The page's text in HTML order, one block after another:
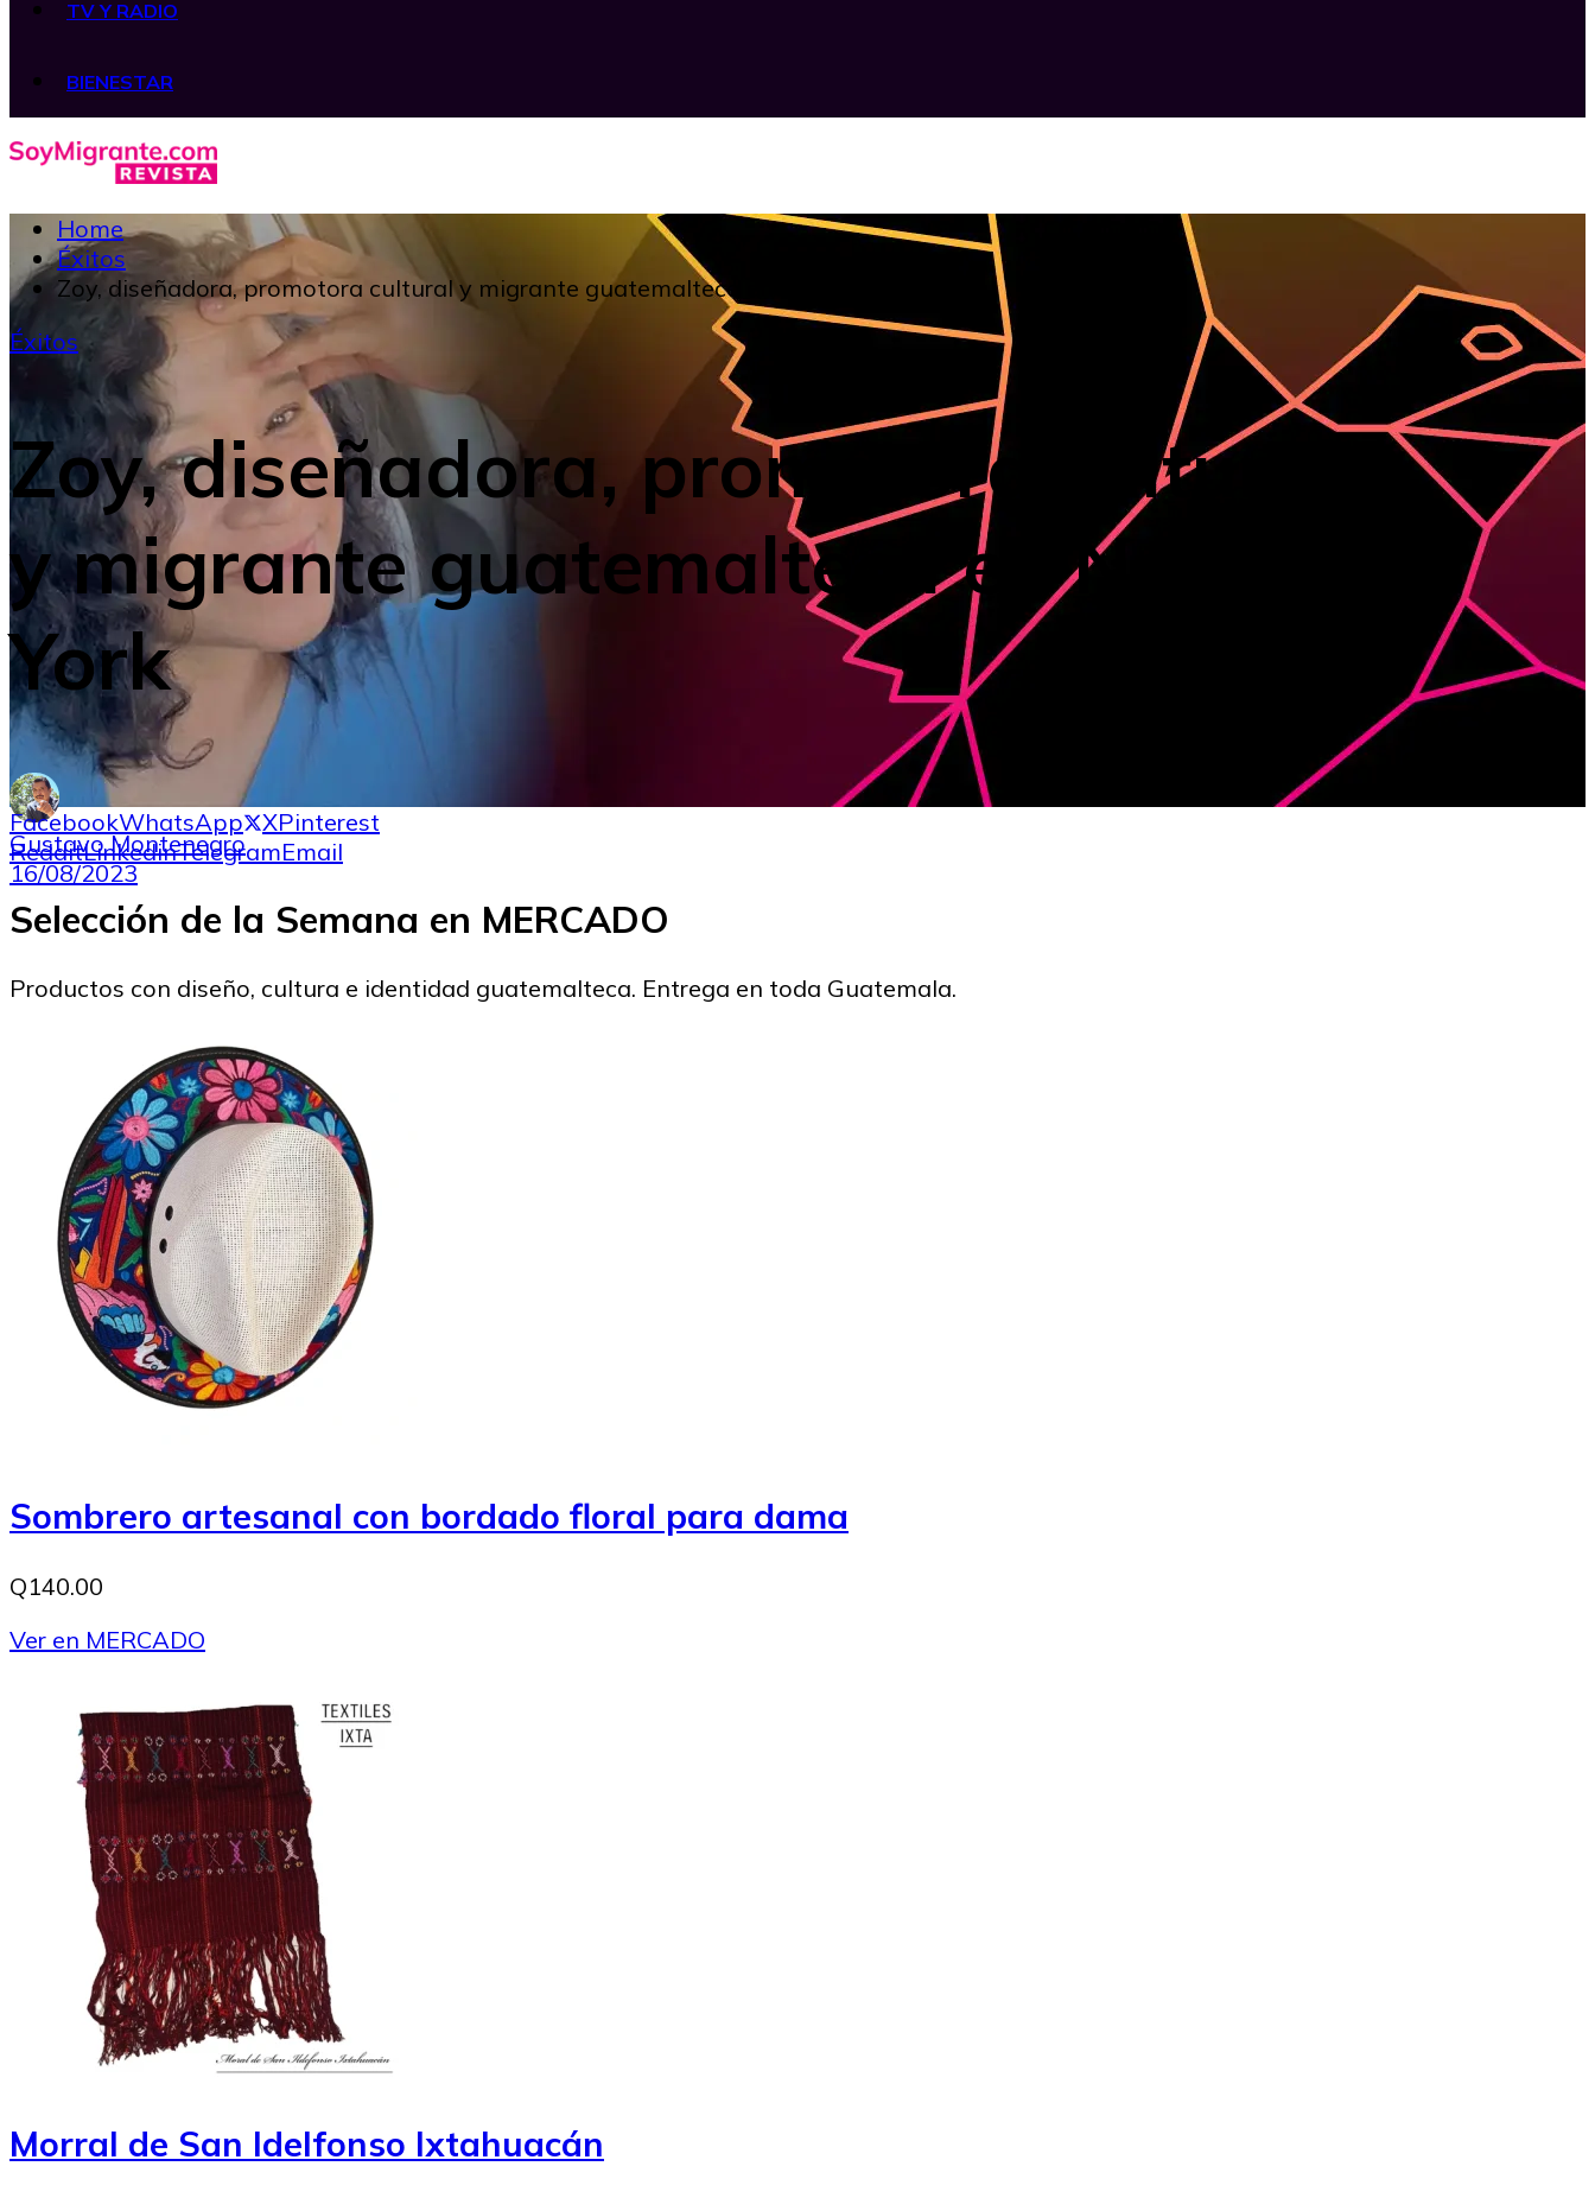
TV Y RADIO
BIENESTAR
Home
Éxitos
Zoy, diseñadora, promotora cultural y migrante guatemalteca en New York
Éxitos
Zoy, diseñadora, promotora cultural
y migrante guatemalteca en New
York
Gustavo Montenegro
16/08/2023
FacebookWhatsApp XPinterest
RedditLinkedinTelegramEmail
Selección de la Semana en MERCADO
Productos con diseño, cultura e identidad guatemalteca. Entrega en toda Guatemala.
Sombrero artesanal con bordado floral para dama
Q140.00
Ver en MERCADO
Morral de San Idelfonso Ixtahuacán